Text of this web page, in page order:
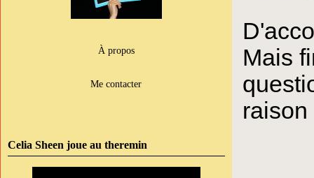
À propos
Me contacter
Celia Sheen joue au theremin
Mais